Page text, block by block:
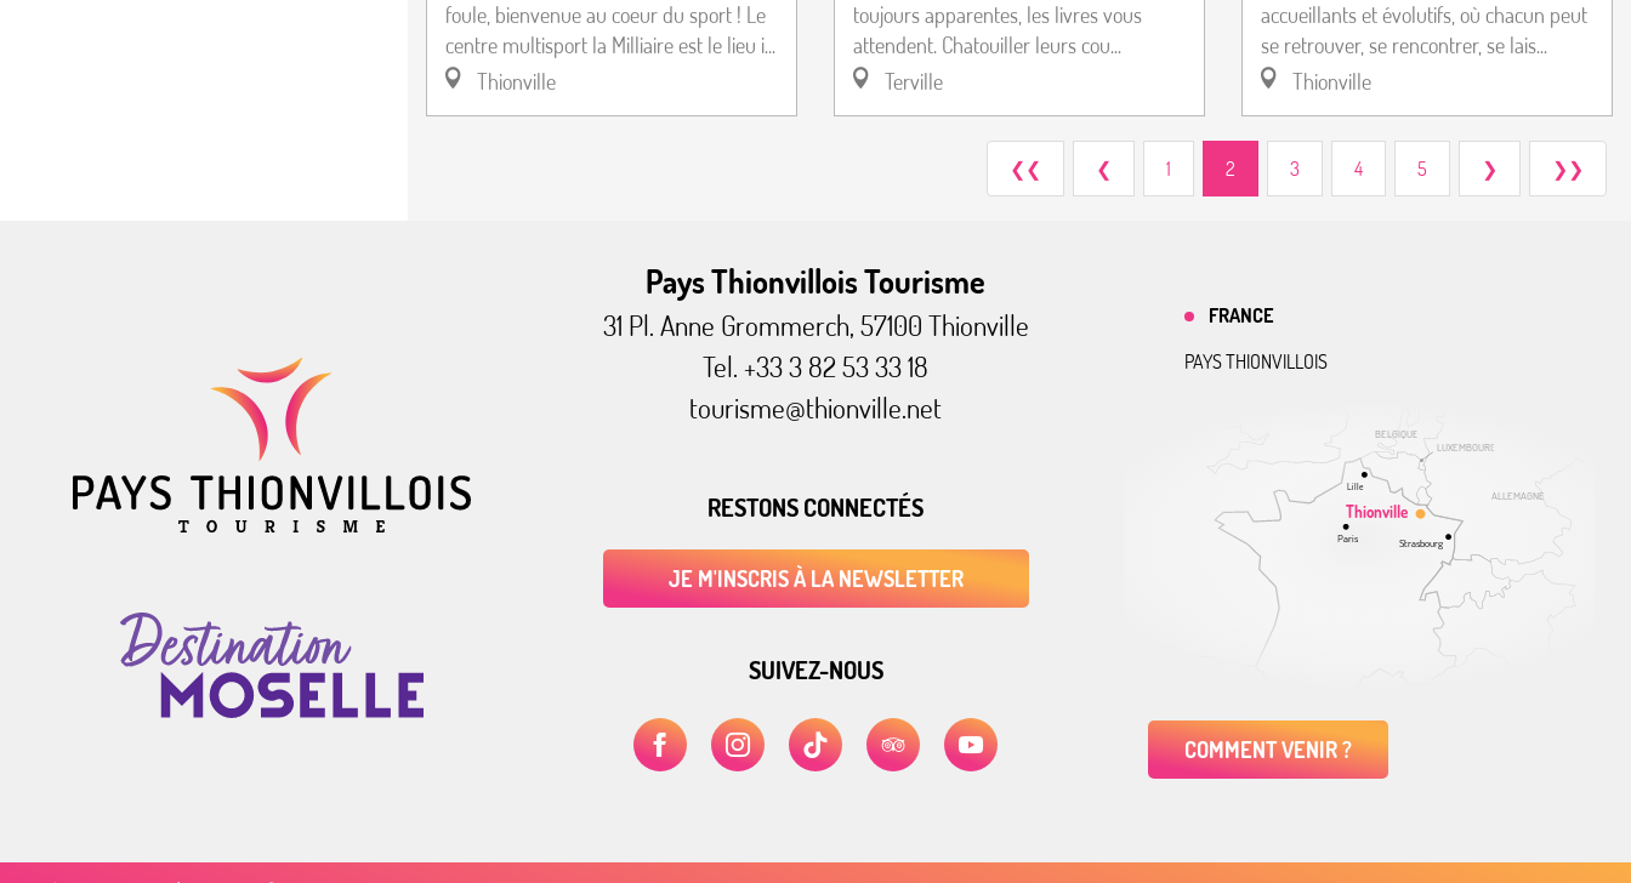
foule, bienvenue au coeur du sport ! Le
centre multisport la Milliaire est le lieu i...
Thionville
toujours apparentes, les livres vous
attendent. Chatouiller leurs cou...
Terville
accueillants et évolutifs, où chacun peut
se retrouver, se rencontrer, se lais...
Thionville
❮❮ ❮ 1 2 3 4 5 ❯ ❯❯
Pays Thionvillois Tourisme
31 Pl. Anne Grommerch, 57100 Thionville
Tel. +33 3 82 53 33 18
tourisme@thionville.net
RESTONS CONNECTÉS
JE M'INSCRIS À LA NEWSLETTER
SUIVEZ-NOUS
ALLEMAGNE
BELGIQUE
LUXEMBOURG
Thionville
Lille
Paris Strasbourg
FRANCE
PAYS THIONVILLOIS
COMMENT VENIR ?